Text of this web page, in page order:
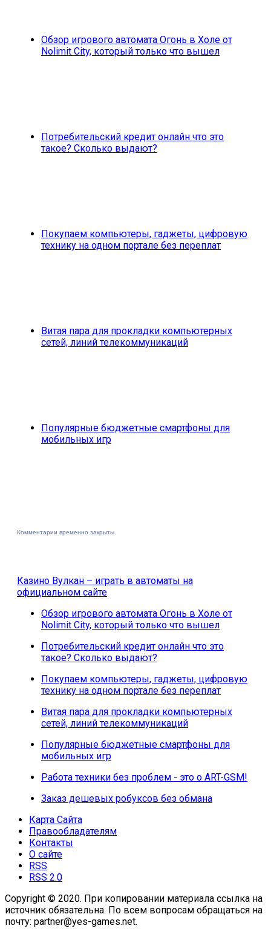
Обзор игрового автомата Огонь в Холе от
Nolimit City, который только что вышел
Потребительский кредит онлайн что это
такое? Сколько выдают?
Покупаем компьютеры, гаджеты, цифровую
технику на одном портале без переплат
Витая пара для прокладки компьютерных
сетей, линий телекоммуникаций
Популярные бюджетные смартфоны для
мобильных игр
Комментарии временно закрыты.
Казино Вулкан – играть в автоматы на
официальном сайте
Обзор игрового автомата Огонь в Холе от
Nolimit City, который только что вышел
Потребительский кредит онлайн что это
такое? Сколько выдают?
Покупаем компьютеры, гаджеты, цифровую
технику на одном портале без переплат
Витая пара для прокладки компьютерных
сетей, линий телекоммуникаций
Популярные бюджетные смартфоны для
мобильных игр
Работа техники без проблем - это о ART-GSM!
Заказ дешевых робуксов без обмана
Карта Сайта
Правообладателям
Контакты
О сайте
RSS
RSS 2.0
Copyright © 2020. При копировании материала ссылка на
источник обязательна. По всем вопросам обращаться на
почту: partner@yes-games.net.